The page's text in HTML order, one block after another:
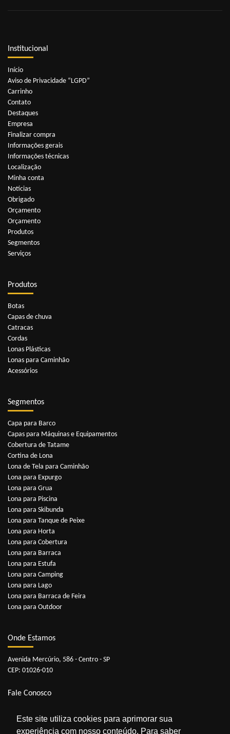
Este site utiliza cookies para aprimorar sua
experiência com nosso conteúdo. Para saber
Institucional
Início
Aviso de Privacidade “LGPD”
Carrinho
Contato
Destaques
Empresa
Finalizar compra
Informações gerais
Informações técnicas
Localização
Minha conta
Notícias
Obrigado
Orçamento
Orçamento
Produtos
Segmentos
Serviços
Produtos
Botas
Capas de chuva
Catracas
Cordas
Lonas Plásticas
Lonas para Caminhão
Acessórios
Segmentos
Capa para Barco
Capas para Máquinas e Equipamentos
Cobertura de Tatame
Cortina de Lona
Lona de Tela para Caminhão
Lona para Expurgo
Lona para Grua
Lona para Piscina
Lona para Skibunda
Lona para Tanque de Peixe
Lona para Horta
Lona para Cobertura
Lona para Barraca
Lona para Estufa
Lona para Camping
Lona para Lago
Lona para Barraca de Feira
Lona para Outdoor
Onde Estamos
Avenida Mercúrio, 586 - Centro - SP
CEP: 01026-010
Fale Conosco
Telefones: 11 3229-3341
11 3229-3352
11 98909-0929